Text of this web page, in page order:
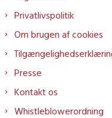
Privatlivspolitik
Om brugen af cookies
Presse
Kontakt os
Whistleblowerordning